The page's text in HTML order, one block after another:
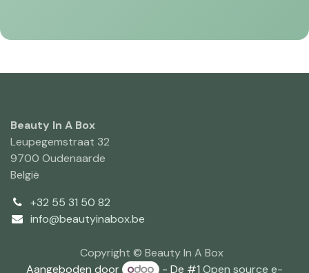
Beauty In A Box
Leupegemstraat 32
9700 Oudenaarde
België
+32 55 31 50 82
info@beautyinabox.be
Copyright © Beauty In A Box
Aangeboden door
- De #1Open source e-